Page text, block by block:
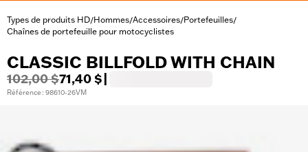
Types de produits HD/Hommes/Accessoires/Portefeuilles/
Chaînes de portefeuille pour motocyclistes
CLASSIC BILLFOLD WITH CHAIN
102,00 $71,40 $
Référence : 98610-26VM